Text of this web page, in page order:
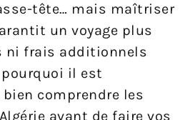
tête… mais maîtriser
un voyage plus
ni frais additionnels
il est
comprendre les
avant de faire vos